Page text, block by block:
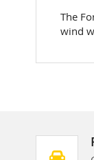
images
The
wind